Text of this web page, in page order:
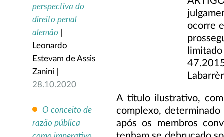
perspectiva do
direito penal
alemão
Leonardo
Estevam de Assis
Zanini |
28.10.2020
O conceito de
razão pública
ocorre
A título ilustrativo,
complexo,
após os membros